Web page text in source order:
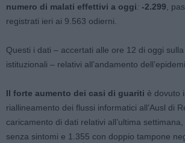
numero di malati effettivi a oggi: -2.299 ,
registrati ieri ai 9.563 odierni.
Questi i dati – accertati alle ore 12 di oggi
istituzionali – relativi all’andamento
Il forte aumento dei casi di guariti è dovuto
riallineamento dei flussi informatici all’Ausl di
caricamento di dati relativi all’ultima
senza sintomi e 1.355 con doppio tampone